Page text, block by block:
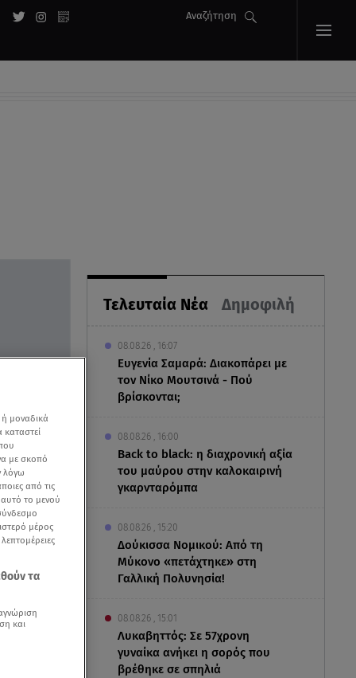
Αναζήτηση
Τελευταία Νέα Δημοφιλή
08.08.26 , 16:07
Ευγενία Σαμαρά: Διακοπάρει με
τον Νίκο Μουτσινά - Πού
βρίσκονται;
08.08.26 , 16:00
Back to black: η διαχρονική αξία
του μαύρου στην καλοκαιρινή
γκαρνταρόμπα
08.08.26 , 15:20
Δούκισσα Νομικού: Από τη
Μύκονο «πετάχτηκε» στη
Γαλλική Πολυνησία!
08.08.26 , 15:01
Λυκαβηττός: Σε 57χρονη
γυναίκα ανήκει η σορός που
βρέθηκε σε σπηλιά
μοναδικά
με σκοπό
λόγω
από τις
αυτό το μενού
μέρος
τα
και